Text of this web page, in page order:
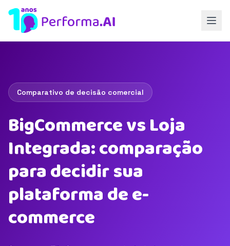
Comparativo de decisão comercial
BigCommerce vs Loja
Integrada: comparação
para decidir sua
plataforma de e-
commerce